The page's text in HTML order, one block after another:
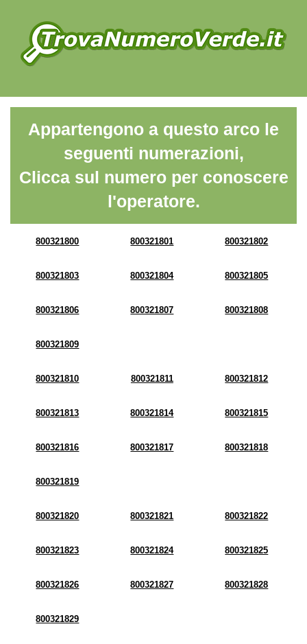
Appartengono a questo arco le
seguenti numerazioni,
Clicca sul numero per conoscere
l'operatore.
800321800 800321801 800321802
800321803 800321804 800321805
800321806 800321807 800321808
800321809
800321810 800321811 800321812
800321813 800321814 800321815
800321816 800321817 800321818
800321819
800321820 800321821 800321822
800321823 800321824 800321825
800321826 800321827 800321828
800321829